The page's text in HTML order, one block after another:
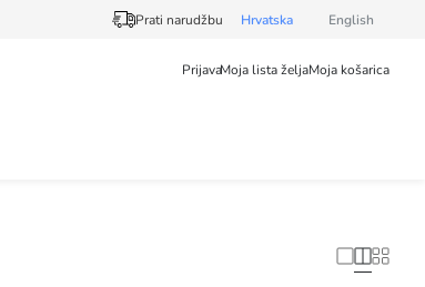
Prati narudžbu Hrvatska English
PrijavaMoja lista željaMoja košarica